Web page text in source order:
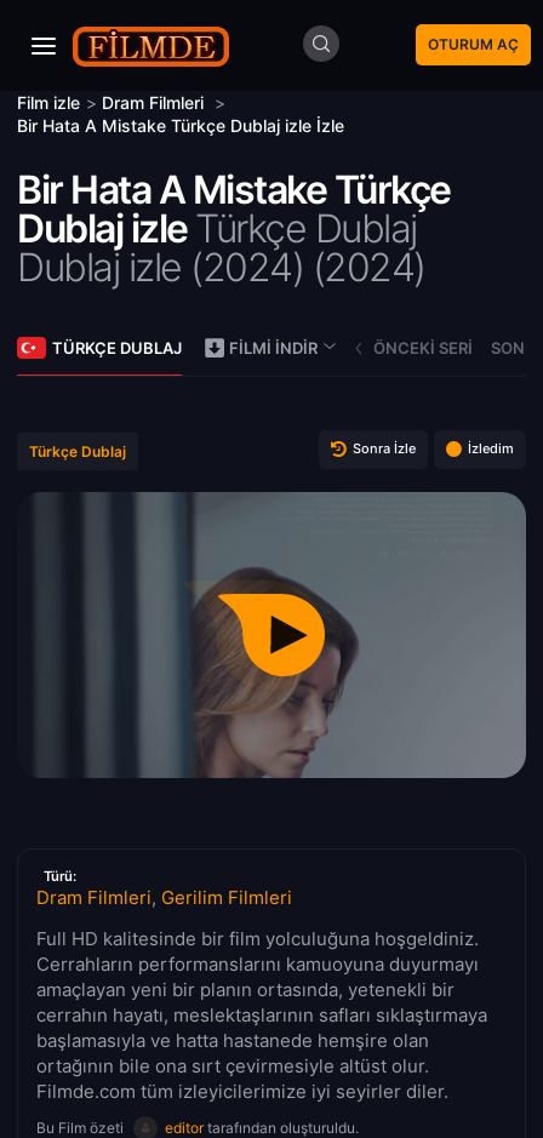
OTURUM AÇ
Film izle > Dram Filmleri >
Bir Hata A Mistake Türkçe Dublaj izle İzle
Bir Hata A Mistake Türkçe
Dublaj izleTürkçe Dublaj
Dublaj izle (2024) (2024)
TÜRKÇE DUBLAJ FILMI İNDIR ÖNCEKI SERI
Türkçe Dublaj Sonra İzle İzledim
Türü:
Dram Filmleri, Gerilim Filmleri
Full HD kalitesinde bir film yolculuğuna hoşgeldiniz.
Cerrahların performanslarını kamuoyuna duyurmayı
amaçlayan yeni bir planın ortasında, yetenekli bir
cerrahın hayatı, meslektaşlarının safları sıklaştırmaya
başlamasıyla ve hatta hastanede hemşire olan
ortağının bile ona sırt çevirmesiyle altüst olur.
Filmde.com tüm izleyicilerimize iyi seyirler diler.
Bu Film özeti editortarafından oluşturuldu.